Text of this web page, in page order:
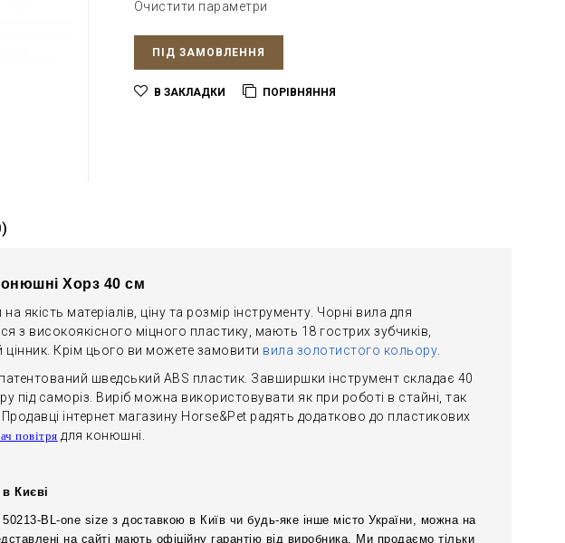
Очистити параметри
ПІД ЗАМОВЛЕННЯ
В ЗАКЛАДКИ ПОРІВНЯННЯ
Хорз 40 см
матеріалів, ціну та розмір інструменту. Чорні вила для
з високоякісного міцного пластику, мають 18 гострих зубчиків,
цінник. Крім цього ви можете замовити вила золотистого кольору
шведський ABS пластик. Завширшки інструмент складає 40
саморіз. Виріб можна використовувати як при роботі в стайні, так
інтернет магазину Horse&Pet радять додатково до пластикових
повітря для конюшні.
Києві
BL-one size з доставкою в Київ чи будь-яке інше місто України, можна на
на сайті мають офіційну гарантію від виробника. Ми продаємо тільки